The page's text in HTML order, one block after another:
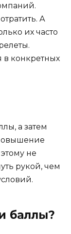
А
их часто
в конкретных
а затем
не
рукой, чем
баллы?